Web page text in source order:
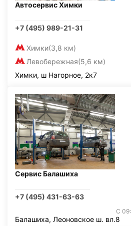
Автосервис Химки
+7 (495) 989-21-31
Химки(3,8 км)
Левобережная(5,6 км)
Химки, ш Нагорное, 2к7
Сервис Балашиха
+7 (495) 431-63-63
С
Балашиха, Леоновское ш. вл.8